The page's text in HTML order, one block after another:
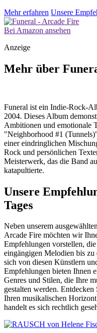
Mehr erfahren Unsere
Bei Amazon ansehen
Anzeige
Mehr über
Funeral ist ein Indie-Rock-
2004. Dieses Album
Ambitionen und emotionale
"Neighborhood #1
einer eindringlichen
Rock und persönlichen
Meisterwerk, das die Band
katapultierte.
Unsere
Tages
Neben unserem
Arcade Fire möchten wir
Empfehlungen vorstellen,
eingängigen Melodien bis
sich von diesen Künstlern
Empfehlungen bieten Ihnen
Genres und Stilen, die Ihre
gestalten werden.
Ihren musikalischen
handelt es sich rechtlich